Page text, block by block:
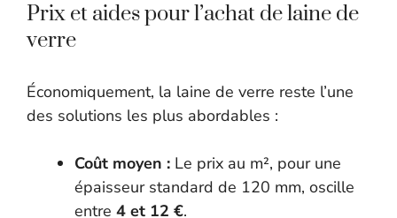
Prix et aides pour l’achat de laine de
verre
Économiquement, la laine de verre reste l’une
des solutions les plus abordables :
Coût moyen : Le prix au m², pour une
épaisseur standard de 120 mm, oscille
entre 4 et 12 €.